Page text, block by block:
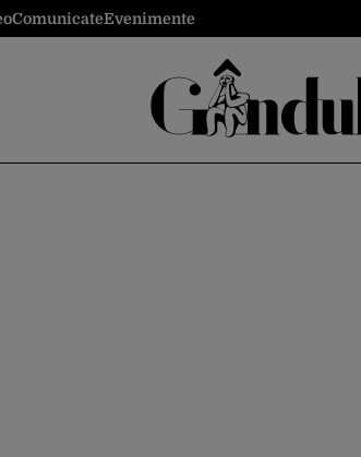
ComunicateEvenimente